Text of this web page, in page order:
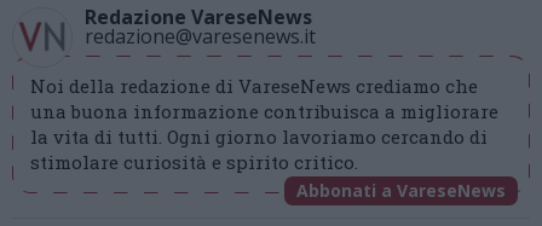
Redazione VareseNews
redazione@varesenews.it
Noi della redazione di VareseNews crediamo che
una buona informazione contribuisca a migliorare
la vita di tutti. Ogni giorno lavoriamo cercando di
stimolare curiosità e spirito critico.
Abbonati a VareseNews